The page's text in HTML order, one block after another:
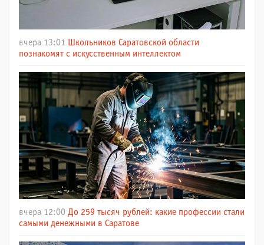
вчера 13:01
Школьников Саратовской области
познакомят с искусственным интеллектом
вчера 12:00 До 259 тысяч рублей: какие профессии стали
самыми денежными в Саратове